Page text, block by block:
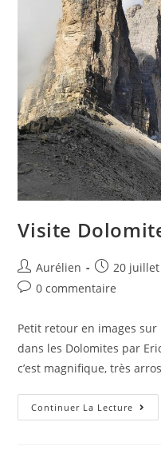
Visite
Aurélien 20
0 commentaire
Petit retour en images
dans les Dolomites par
c’est magnifique, très
Continuer La Lecture